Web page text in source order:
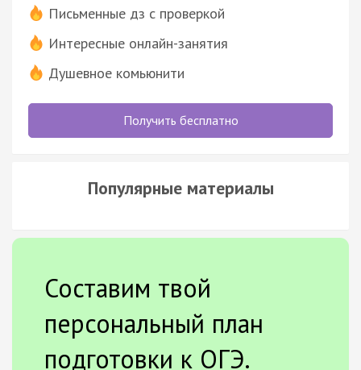
Письменные дз с проверкой
Интересные онлайн-занятия
Душевное комьюнити
Получить бесплатно
Популярные материалы
Составим твой
персональный план
подготовки к ОГЭ.